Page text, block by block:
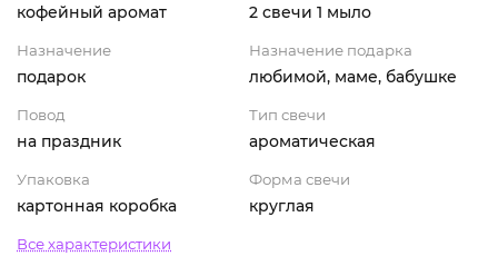
кофейный аромат 2 свечи 1 мыло
Назначение
подарок
Назначение подарка
любимой, маме, бабушке
Повод
на праздник
Тип свечи
ароматическая
Упаковка
картонная коробка
Форма свечи
круглая
Все характеристики